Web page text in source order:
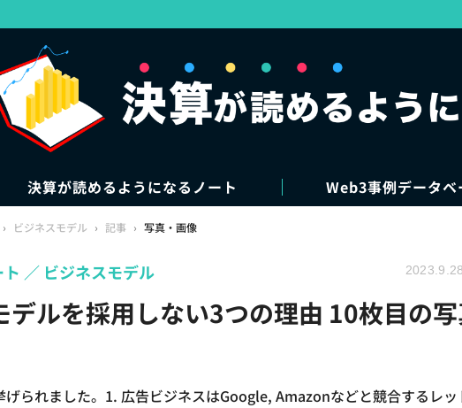
決算が読めるようになるノート Web3事例データベ
› ビジネスモデル › 記事 › 写真・画像
ルを採用しない3つの理由 10枚目の
げられました。1. 広告ビジネスはGoogle, Amazonなどと競合するレッ
ビジネスモデル